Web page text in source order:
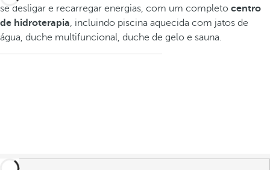
se desligar e recarregar energias, com um completo centro
de hidroterapia, incluindo piscina aquecida com jatos de
água, duche multifuncional, duche de gelo e sauna.